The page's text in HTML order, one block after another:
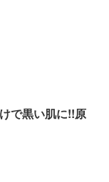
で黒い肌に!!原